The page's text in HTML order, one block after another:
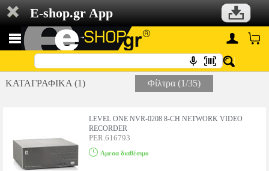
E-shop.gr App
ΚΑΤΑΓΡΑΦΙΚΑ (1) Φίλτρα (1/35)
LEVEL ONE NVR-0208 8-CH NETWORK VIDEO
RECORDER
PER.616793
Αμεσα διαθέσιμο